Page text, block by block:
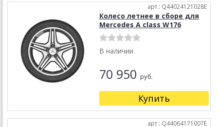
арт.: Q44024121028E
Колесо летнее в сборе для
Mercedes A class W176
В наличии
70 950 руб.
Купить
арт.: Q44064171007E